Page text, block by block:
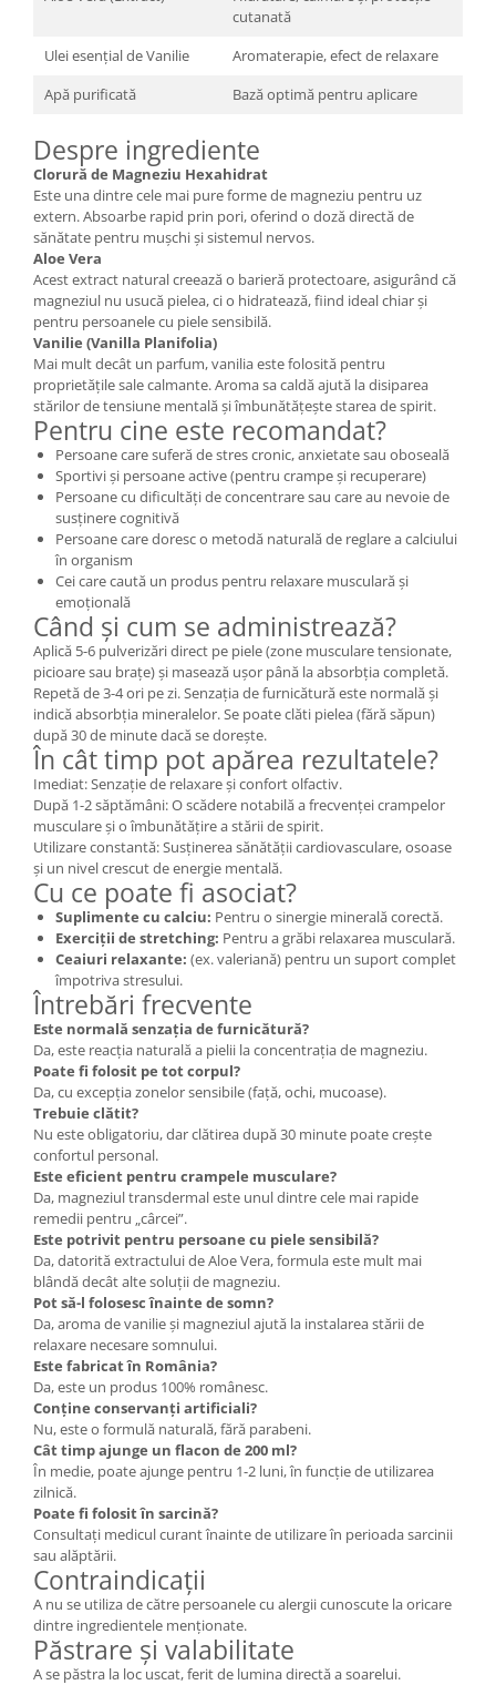
cutanată
Ulei esențial de Vanilie
Aromaterapie, efect de relaxare
Apă purificată
Bază optimă pentru aplicare
Despre ingrediente
Clorură de Magneziu Hexahidrat
Este una dintre cele mai pure forme de magneziu pentru uz
extern. Absoarbe rapid prin pori, oferind o doză directă de
sănătate pentru mușchi și sistemul nervos.
Aloe Vera
Acest extract natural creează o barieră protectoare, asigurând că
magneziul nu usucă pielea, ci o hidratează, fiind ideal chiar și
pentru persoanele cu piele sensibilă.
Vanilie (Vanilla Planifolia)
Mai mult decât un parfum, vanilia este folosită pentru
proprietățile sale calmante. Aroma sa caldă ajută la disiparea
stărilor de tensiune mentală și îmbunătățește starea de spirit.
Pentru cine este recomandat?
Persoane care suferă de stres cronic, anxietate sau oboseală
Sportivi și persoane active (pentru crampe și recuperare)
Persoane cu dificultăți de concentrare sau care au nevoie de
susținere cognitivă
Persoane care doresc o metodă naturală de reglare a calciului
în organism
Cei care caută un produs pentru relaxare musculară și
emoțională
Când și cum se administrează?
Aplică 5-6 pulverizări direct pe piele (zone musculare tensionate,
picioare sau brațe) și masează ușor până la absorbția completă.
Repetă de 3-4 ori pe zi. Senzația de furnicătură este normală și
indică absorbția mineralelor. Se poate clăti pielea (fără săpun)
după 30 de minute dacă se dorește.
În cât timp pot apărea rezultatele?
Imediat: Senzație de relaxare și confort olfactiv.
După 1-2 săptămâni: O scădere notabilă a frecvenței crampelor
musculare și o îmbunătățire a stării de spirit.
Utilizare constantă: Susținerea sănătății cardiovasculare, osoase
și un nivel crescut de energie mentală.
Cu ce poate fi asociat?
Suplimente cu calciu: Pentru o sinergie minerală corectă.
Exerciții de stretching: Pentru a grăbi relaxarea musculară.
Ceaiuri relaxante: (ex. valeriană) pentru un suport complet
împotriva stresului.
Întrebări frecvente
Este normală senzația de furnicătură?
Da, este reacția naturală a pielii la concentrația de magneziu.
Poate fi folosit pe tot corpul?
Da, cu excepția zonelor sensibile (față, ochi, mucoase).
Trebuie clătit?
Nu este obligatoriu, dar clătirea după 30 minute poate crește
confortul personal.
Este eficient pentru crampele musculare?
Da, magneziul transdermal este unul dintre cele mai rapide
remedii pentru „cârcei”.
Este potrivit pentru persoane cu piele sensibilă?
Da, datorită extractului de Aloe Vera, formula este mult mai
blândă decât alte soluții de magneziu.
Pot să-l folosesc înainte de somn?
Da, aroma de vanilie și magneziul ajută la instalarea stării de
relaxare necesare somnului.
Este fabricat în România?
Da, este un produs 100% românesc.
Conține conservanți artificiali?
Nu, este o formulă naturală, fără parabeni.
Cât timp ajunge un flacon de 200 ml?
În medie, poate ajunge pentru 1-2 luni, în funcție de utilizarea
zilnică.
Poate fi folosit în sarcină?
Consultați medicul curant înainte de utilizare în perioada sarcinii
sau alăptării.
Contraindicații
A nu se utiliza de către persoanele cu alergii cunoscute la oricare
dintre ingredientele menționate.
Păstrare și valabilitate
A se păstra la loc uscat, ferit de lumina directă a soarelui.